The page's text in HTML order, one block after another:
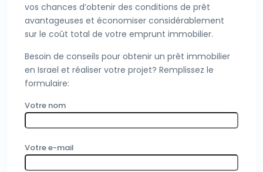
vos chances d’obtenir des conditions de prêt
avantageuses et économiser considérablement
sur le coût total de votre emprunt immobilier.
Besoin de conseils pour obtenir un prêt immobilier
en Israel et réaliser votre projet? Remplissez le
formulaire:
Votre nom
Votre e-mail